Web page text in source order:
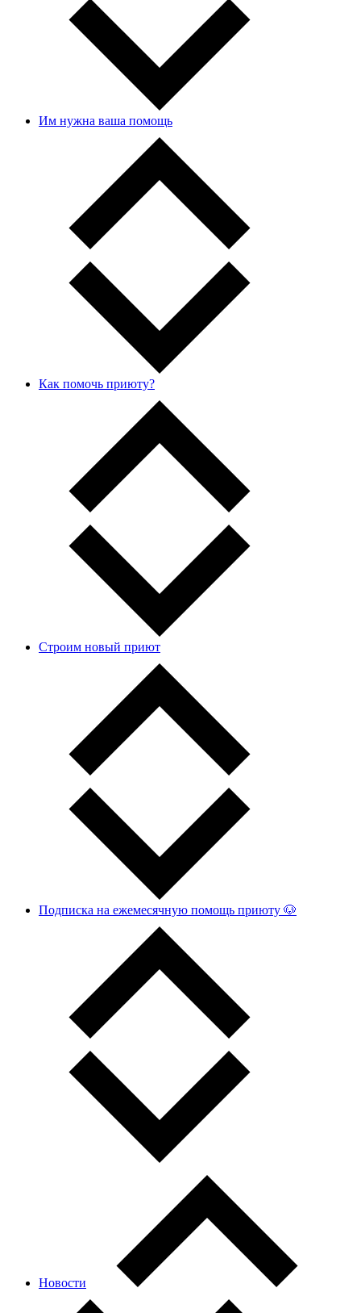
Им нужна ваша помощь
Как помочь приюту?
Строим новый приют
Подписка на ежемесячную помощь приюту 🐶
Новости